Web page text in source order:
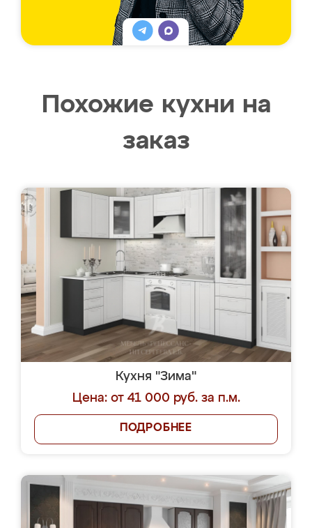
Похожие кухни на
заказ
Кухня "Зима"
Цена: от 41 000 руб. за п.м.
ПОДРОБНЕЕ